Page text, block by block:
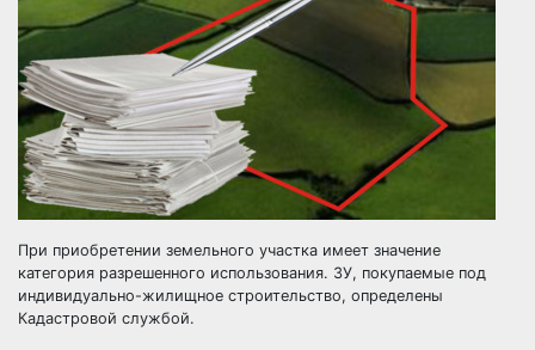
При приобретении земельного участка имеет значение
категория разрешенного использования. ЗУ, покупаемые под
индивидуально-жилищное строительство, определены
Кадастровой службой.